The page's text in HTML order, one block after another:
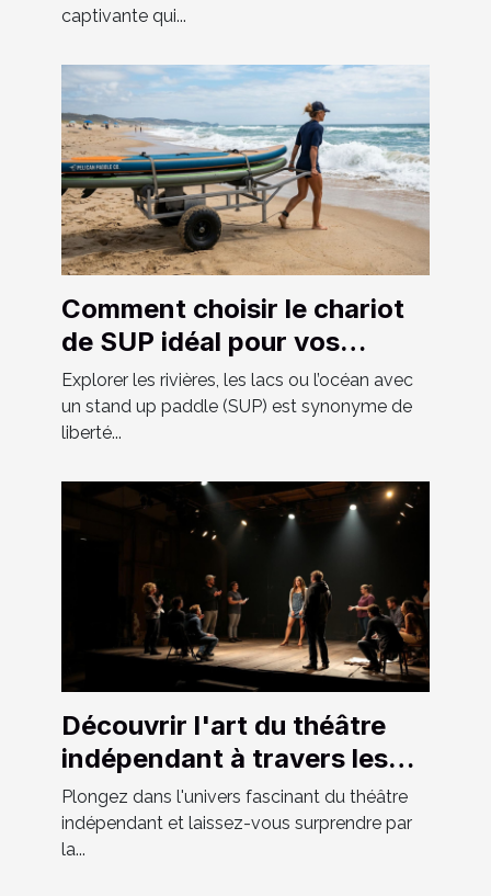
captivante qui...
Comment choisir le chariot
de SUP idéal pour vos
aventures ?
Explorer les rivières, les lacs ou l’océan avec
un stand up paddle (SUP) est synonyme de
liberté...
Découvrir l'art du théâtre
indépendant à travers les
spectacles locaux
Plongez dans l'univers fascinant du théâtre
indépendant et laissez-vous surprendre par
la...